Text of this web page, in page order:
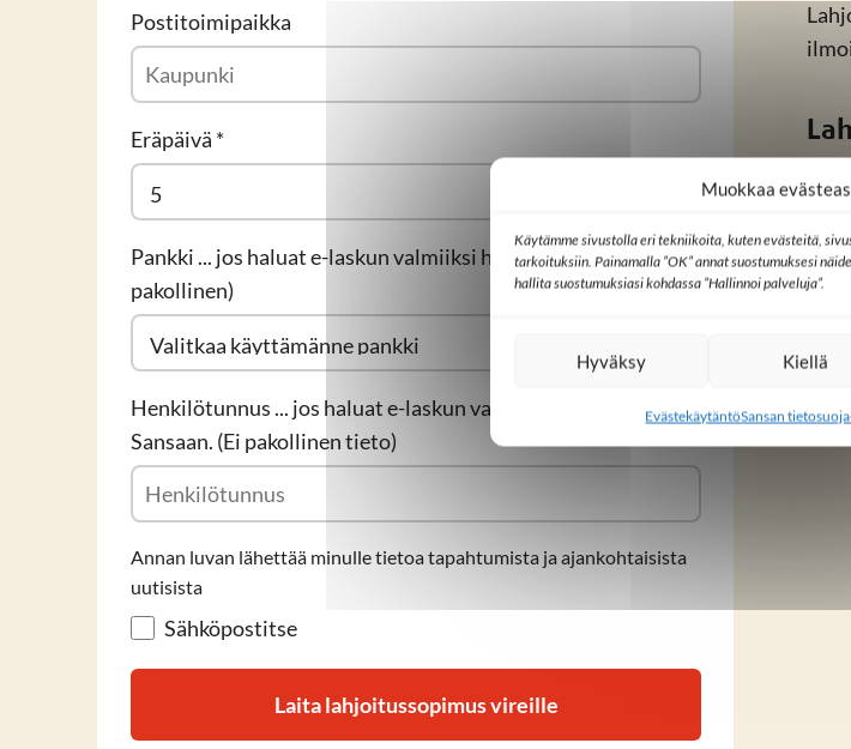
Muokkaa
Käytämme sivustolla eri tekniikoita, kuten evästeitä,
tarkoituksiin. Painamalla ”OK” annat suostumuksesi
hallita suostumuksiasi kohdassa ”Hallinnoi palveluja”.
Hyväksy Kiellä
EvästekäytäntöSansan
Postitoimipaikka
Eräpäivä *
Pankki ... jos haluat e-laskun valmiiksi heti verkkopankissa. (Ei
pakollinen)
Henkilötunnus ... jos haluat e-laskun valmiiksi heti, ei tallennu
Sansaan. (Ei pakollinen tieto)
Annan luvan lähettää minulle tietoa tapahtumista ja ajankohtaisista
uutisista
Sähköpostitse
Laita lahjoitussopimus vireille